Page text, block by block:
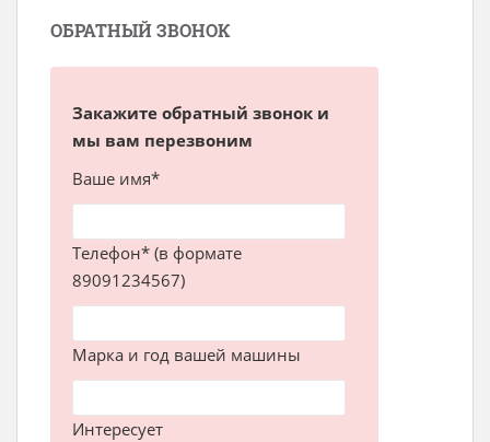
ОБРАТНЫЙ ЗВОНОК
Закажите обратный звонок и
мы вам перезвоним
Ваше имя*
Телефон* (в формате
89091234567)
Марка и год вашей машины
Интересует